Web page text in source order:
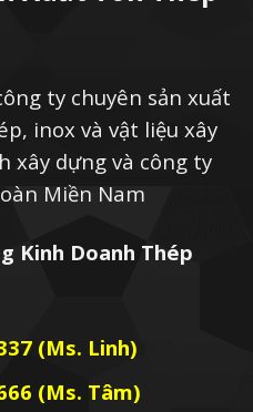
ty chuyên sản xuất
inox và vật liệu xây
xây dựng và công ty
Miền Nam
Kinh Doanh Thép
(Ms. Linh)
(Ms. Tâm)